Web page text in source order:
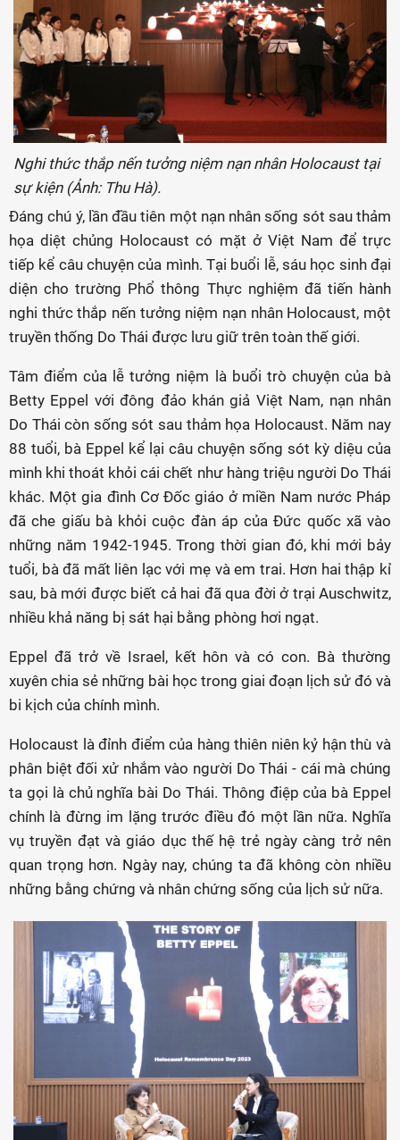
Nghi thức thắp nến tưởng niệm nạn nhân Holocaust tại
sự kiện (Ảnh: Thu Hà).
Đáng chú ý, lần đầu tiên một nạn nhân sống sót sau thảm
họa diệt chủng Holocaust có mặt ở Việt Nam để trực
tiếp kể câu chuyện của mình. Tại buổi lễ, sáu học sinh đại
diện cho trường Phổ thông Thực nghiệm đã tiến hành
nghi thức thắp nến tưởng niệm nạn nhân Holocaust, một
truyền thống Do Thái được lưu giữ trên toàn thế giới.
Tâm điểm của lễ tưởng niệm là buổi trò chuyện của bà
Betty Eppel với đông đảo khán giả Việt Nam, nạn nhân
Do Thái còn sống sót sau thảm họa Holocaust. Năm nay
88 tuổi, bà Eppel kể lại câu chuyện sống sót kỳ diệu của
mình khi thoát khỏi cái chết như hàng triệu người Do Thái
khác. Một gia đình Cơ Đốc giáo ở miền Nam nước Pháp
đã che giấu bà khỏi cuộc đàn áp của Đức quốc xã vào
những năm 1942-1945. Trong thời gian đó, khi mới bảy
tuổi, bà đã mất liên lạc với mẹ và em trai. Hơn hai thập kỉ
sau, bà mới được biết cả hai đã qua đời ở trại Auschwitz,
nhiều khả năng bị sát hại bằng phòng hơi ngạt.
Eppel đã trở về Israel, kết hôn và có con. Bà thường
xuyên chia sẻ những bài học trong giai đoạn lịch sử đó và
bi kịch của chính mình.
Holocaust là đỉnh điểm của hàng thiên niên kỷ hận thù và
phân biệt đối xử nhắm vào người Do Thái - cái mà chúng
ta gọi là chủ nghĩa bài Do Thái. Thông điệp của bà Eppel
chính là đừng im lặng trước điều đó một lần nữa. Nghĩa
vụ truyền đạt và giáo dục thế hệ trẻ ngày càng trở nên
quan trọng hơn. Ngày nay, chúng ta đã không còn nhiều
những bằng chứng và nhân chứng sống của lịch sử nữa.